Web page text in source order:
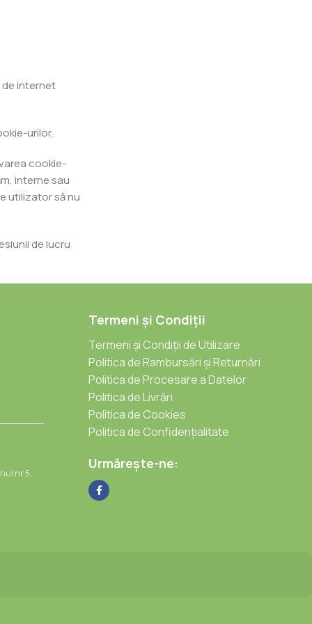
de internet
urilor.
cookie-
interne sau
utilizator să nu
de lucru
nr.5,
Termeni și Condiții
Termeni și Condiții de Utilizare
Politica de Rambursări și Returnări
Politica de Procesare a Datelor
Politica de Livrări
Politica de Cookies
Politica de Confidențialitate
Urmărește-ne: